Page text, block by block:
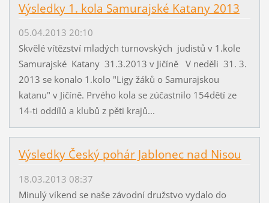
Výsledky 1. kola Samurajské Katany 2013
05.04.2013 20:10
Skvělé vítězství mladých turnovských judistů v 1.kole
Samurajské Katany 31.3.2013 v Jičíně V neděli 31. 3.
2013 se konalo 1.kolo "Ligy žáků o Samurajskou
katanu" v Jičíně. Prvého kola se zúčastnilo 154dětí ze
14-ti oddílů a klubů z pěti krajů...
Výsledky Český pohár Jablonec nad Nisou
18.03.2013 08:37
Minulý víkend se naše závodní družstvo vydalo do